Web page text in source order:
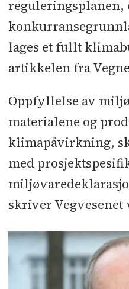
reguleringsplanen,
lages et fullt
artikkelen fra
Oppfyllelse av
materialene og
klimapåvirkning,
med
skriver Vegvesenet